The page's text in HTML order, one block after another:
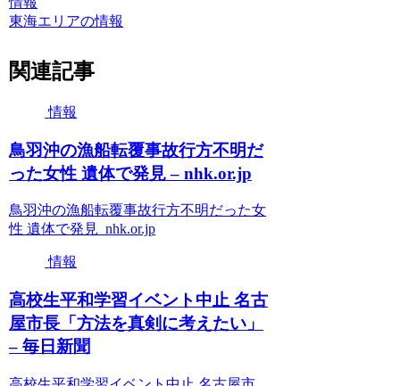
東海エリアの情報
関連記事
情報
鳥羽沖の漁船転覆事故行方不明だ
った女性 遺体で発見 – nhk.or.jp
鳥羽沖の漁船転覆事故行方不明だった女
性 遺体で発見 nhk.or.jp
情報
高校生平和学習イベント中止 名古
屋市長「方法を真剣に考えたい」
– 毎日新聞